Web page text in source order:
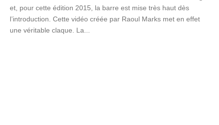
et, pour cette édition 2015, la barre est mise très haut dès
l’introduction. Cette vidéo créée par Raoul Marks met en effet
une véritable claque. La...